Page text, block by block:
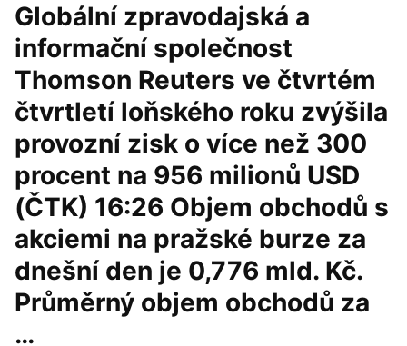
Globální zpravodajská a
informační společnost
Thomson Reuters ve čtvrtém
čtvrtletí loňského roku zvýšila
provozní zisk o více než 300
procent na 956 milionů USD
(ČTK) 16:26 Objem obchodů s
akciemi na pražské burze za
dnešní den je 0,776 mld. Kč.
Průměrný objem obchodů za
…